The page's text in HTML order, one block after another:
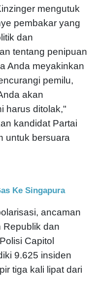
mengutuk
pembakar yang
dan
tentang penipuan
Anda meyakinkan
pemilu,
akan
harus ditolak,"
kandidat Partai
untuk bersuara
Ke Singapura
ancaman
Republik dan
Capitol
9.625 insiden
tiga kali lipat dari